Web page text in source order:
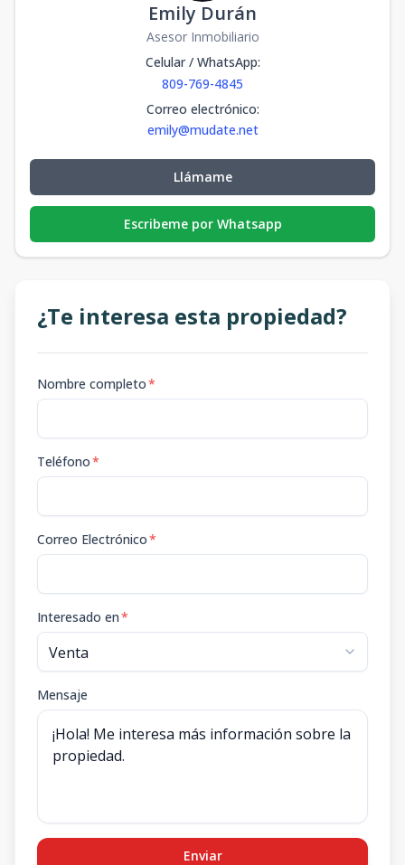
Emily Durán
Asesor Inmobiliario
Celular / WhatsApp:
809-769-4845
Correo electrónico:
emily@mudate.net
Llámame
Escribeme por Whatsapp
¿Te interesa esta propiedad?
Nombre completo*
Teléfono*
Correo Electrónico*
Interesado en*
Mensaje
Enviar